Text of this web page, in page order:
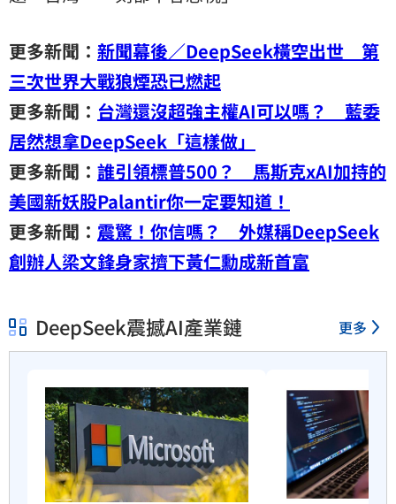
更多新聞： 新聞幕後／DeepSeek橫空出世 第
三次世界大戰狼煙恐已燃起
更多新聞： 台灣還沒超強主權AI可以嗎？ 藍委
居然想拿DeepSeek「這樣做」
更多新聞： 誰引領標普500？ 馬斯克xAI加持的
美國新妖股Palantir你一定要知道！
更多新聞： 震驚！你信嗎？ 外媒稱DeepSeek
創辦人梁文鋒身家擠下黃仁勳成新首富
DeepSeek震撼AI產業鏈 更多